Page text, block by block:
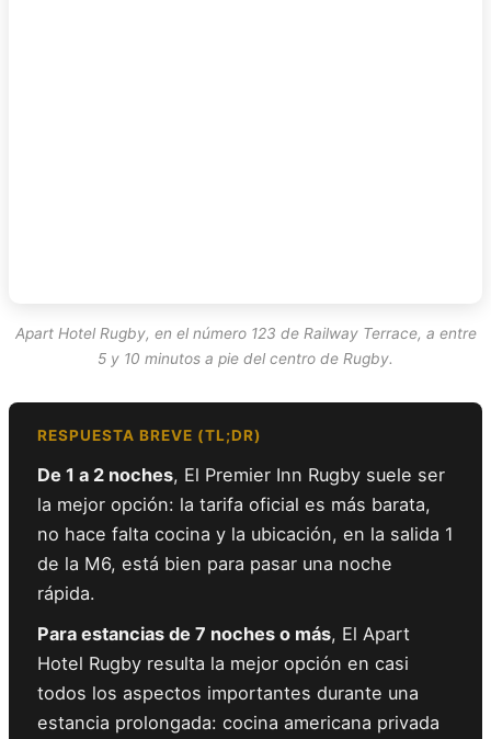
Apart Hotel Rugby, en el número 123 de Railway Terrace, a entre
5 y 10 minutos a pie del centro de Rugby.
RESPUESTA BREVE (TL;DR)
De 1 a 2 noches, El Premier Inn Rugby suele ser
la mejor opción: la tarifa oficial es más barata,
no hace falta cocina y la ubicación, en la salida 1
de la M6, está bien para pasar una noche
rápida.
Para estancias de 7 noches o más, El Apart
Hotel Rugby resulta la mejor opción en casi
todos los aspectos importantes durante una
estancia prolongada: cocina americana privada